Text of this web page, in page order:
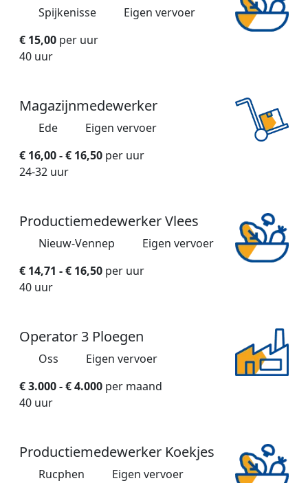
Spijkenisse
Eigen vervoer
€ 15,00 per uur
40 uur
Magazijnmedewerker
Ede
Eigen vervoer
€ 16,00 - € 16,50 per uur
24-32 uur
Productiemedewerker Vlees
Nieuw-Vennep
Eigen vervoer
€ 14,71 - € 16,50 per uur
40 uur
Operator 3 Ploegen
Oss
Eigen vervoer
€ 3.000 - € 4.000 per maand
40 uur
Productiemedewerker Koekjes
Rucphen Eigen vervoer